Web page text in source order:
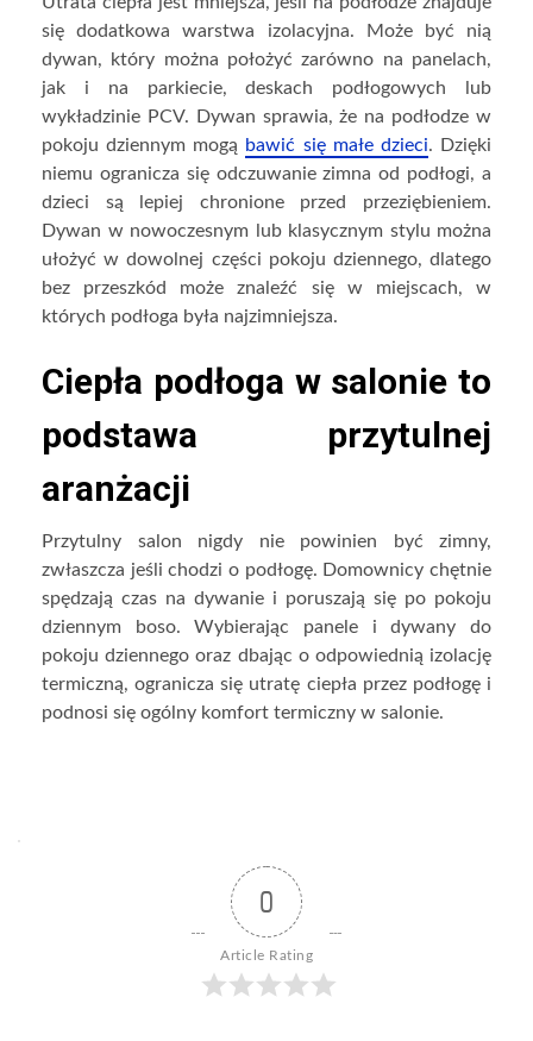
się dodatkowa warstwa izolacyjna. Może być nią
dywan, który można położyć zarówno na panelach,
jak i na parkiecie, deskach podłogowych lub
wykładzinie PCV. Dywan sprawia, że na podłodze w
pokoju dziennym mogą bawić się małe dzieci. Dzięki
niemu ogranicza się odczuwanie zimna od podłogi, a
dzieci są lepiej chronione przed przeziębieniem.
Dywan w nowoczesnym lub klasycznym stylu można
ułożyć w dowolnej części pokoju dziennego, dlatego
bez przeszkód może znaleźć się w miejscach, w
których podłoga była najzimniejsza.
Ciepła podłoga w salonie to
podstawa przytulnej
aranżacji
Przytulny salon nigdy nie powinien być zimny,
zwłaszcza jeśli chodzi o podłogę. Domownicy chętnie
spędzają czas na dywanie i poruszają się po pokoju
dziennym boso. Wybierając panele i dywany do
pokoju dziennego oraz dbając o odpowiednią izolację
termiczną, ogranicza się utratę ciepła przez podłogę i
podnosi się ogólny komfort termiczny w salonie.
0
Article Rating